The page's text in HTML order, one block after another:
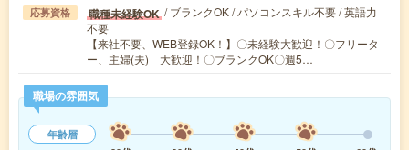
応募資格 職種未経験OK / ブランクOK / パソコンスキル不要 / 英語力
不要
【来社不要、WEB登録OK！】〇未経験大歓迎！〇フリータ
ー、主婦(夫) 大歓迎！〇ブランクOK〇週5…
職場の雰囲気
年齢層